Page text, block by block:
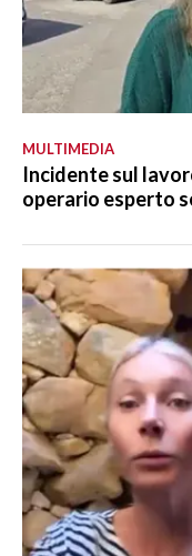
MULTIMEDIA
Incidente sul
operario esperto